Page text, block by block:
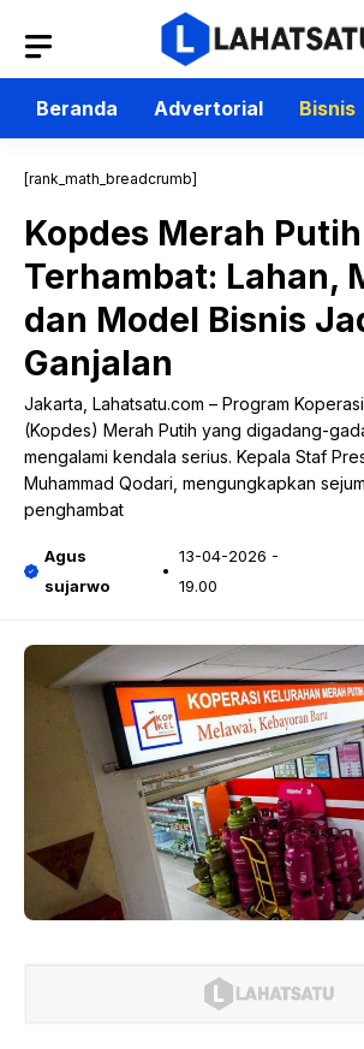
isi
Beranda
Advertorial Bisnis
[rank_math_breadcrumb]
Kopdes Merah Putih
Terhambat: Lahan,
dan Model Bisnis
Ganjalan
Jakarta, Lahatsatu.com – Program
(Kopdes) Merah Putih yang digadang-
mengalami kendala serius. Kepala Staf
Muhammad Qodari, mengungkapkan
penghambat
Agus
sujarwo
13-04-2026 -
19.00